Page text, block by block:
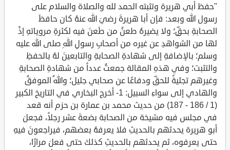
"حفظ أبي هريرة وتثبته الحمد لله والصلاة والسلام على
رسول الله وبعد: فإن أبا هريرةَ رضيَ الله عنهُ كان حافظَ
الصحابةِ بحقٍّ؛ ولا يضيرهُ طعنُ من طَعنَ فيه لكثرةِ مروياتهِ إذْ
لها من الشواهدِ عن غيره من أصحابِ رسولِ اللهِ صلى الله عليه
وسلم؛ بالإضافةِ إلى شهادةِ الصحابةِ والتابعينَ لهُ بالحفظِ
والتثبت؛ وفي هذهِ المقالة جمعتُ عدداً من شهادةِ الصحابةِ
وغيرهم تجليةً للحقِّ ودفاعًا عن صحابي جليل؛ واللهُ الموفقُ
والهادي إلى سواءِ السبيل: 1- أخرج البخاري في التاريخ الكبير
(1 / 186 - 187) من حديث محمد بن عمارة بن حزم أنه قعد
في مجلس فيه مشيخة من الصحابة بضعةَ عشر رجلاً، فجعلَ
أبو هريرة يحدثهم بالحديثِ فلا يعرفهُ بعضهم، فيراجعونَ فيهِ
حتى يعرفوه، ثم يحدثهم بالحديثِ كذلكَ حتى فعلَ مرارًا،